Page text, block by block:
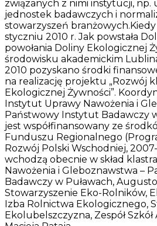
związanych z nimi instytucji, np.
jednostek badawczych i
stowarzyszeń branżowych.Kiedy
styczniu 2010 r. Jak powstała
powołania Doliny Ekologicznej
środowisku akademickim
2010 pozyskano środki
na realizację projektu „Rozwój
Ekologicznej Żywności”.
Instytut Uprawy Nawożenia i
Państwowy Instytut Badawczy
jest współfinansowany ze
Funduszu Regionalnego
Rozwój Polski Wschodniej,
wchodzą obecnie w skład
Nawożenia i Gleboznawstwa –
Badawczy w Puławach,
Stowarzyszenie Eko-Rolników,
Izba Rolnictwa Ekologicznego,
Ekolubelszczyzna, Zespół